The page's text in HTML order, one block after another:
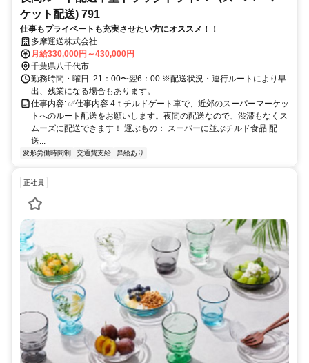
ケット配送) 791
仕事もプライベートも充実させたい方にオススメ！！
多摩運送株式会社
月給330,000円～430,000円
千葉県八千代市
勤務時間・曜日: 21：00〜翌6：00 ※配送状況・運行ルートにより早
出、残業になる場合もあります。
仕事内容: ✅仕事内容 4ｔチルドゲート車で、近郊のスーパーマーケッ
トへのルート配送をお願いします。夜間の配送なので、渋滞もなくス
ムーズに配送できます！ 運ぶもの： スーパーに並ぶチルド食品 配
送...
変形労働時間制 交通費支給 昇給あり
正社員